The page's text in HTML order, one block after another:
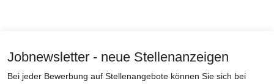
Jobnewsletter - neue Stellenanzeigen
Bei jeder Bewerbung auf Stellenangebote können Sie sich bei